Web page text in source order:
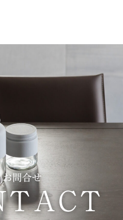
お問合せ